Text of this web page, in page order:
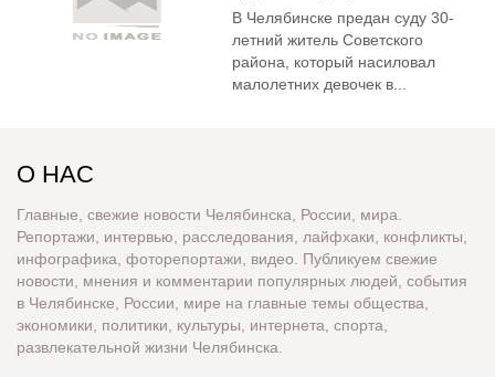
В Челябинске предан суду 30-
летний житель Советского
района, который насиловал
малолетних девочек в...
О НАС
Главные, свежие новости Челябинска, России, мира.
Репортажи, интервью, расследования, лайфхаки, конфликты,
инфографика, фоторепортажи, видео. Публикуем свежие
новости, мнения и комментарии популярных людей, события
в Челябинске, России, мире на главные темы общества,
экономики, политики, культуры, интернета, спорта,
развлекательной жизни Челябинска.